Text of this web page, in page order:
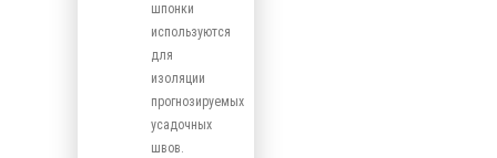
шпонки
используются
для
изоляции
прогнозируемых
усадочных
швов.